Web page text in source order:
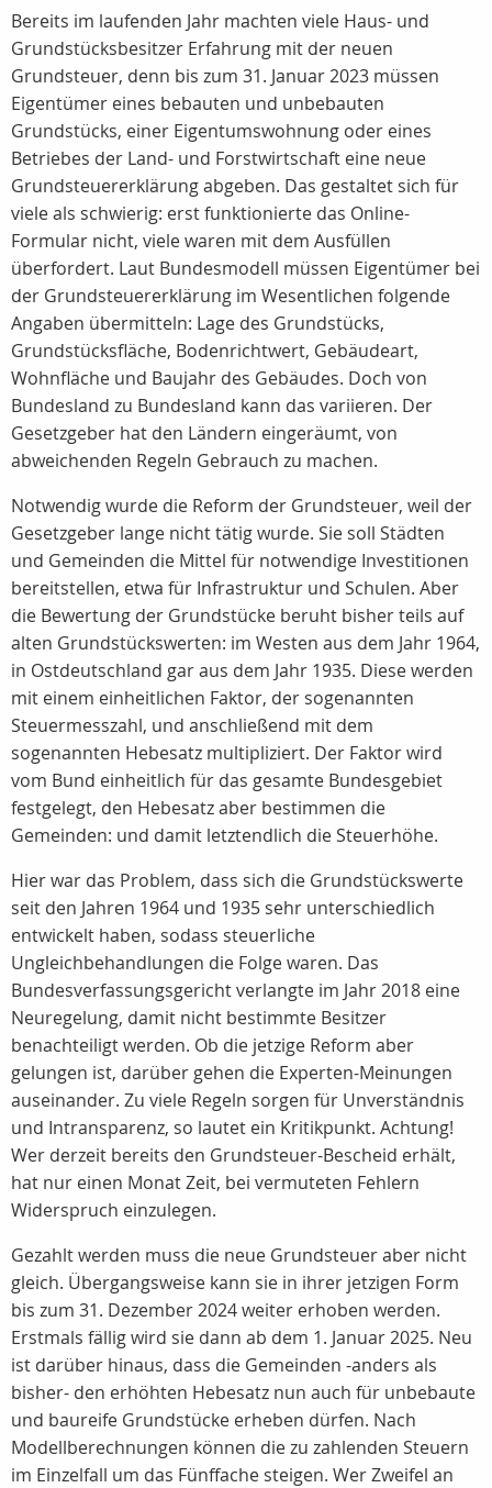
Bereits im laufenden Jahr machten viele Haus- und
Grundstücksbesitzer Erfahrung mit der neuen
Grundsteuer, denn bis zum 31. Januar 2023 müssen
Eigentümer eines bebauten und unbebauten
Grundstücks, einer Eigentumswohnung oder eines
Betriebes der Land- und Forstwirtschaft eine neue
Grundsteuererklärung abgeben. Das gestaltet sich für
viele als schwierig: erst funktionierte das Online-
Formular nicht, viele waren mit dem Ausfüllen
überfordert. Laut Bundesmodell müssen Eigentümer bei
der Grundsteuererklärung im Wesentlichen folgende
Angaben übermitteln: Lage des Grundstücks,
Grundstücksfläche, Bodenrichtwert, Gebäudeart,
Wohnfläche und Baujahr des Gebäudes. Doch von
Bundesland zu Bundesland kann das variieren. Der
Gesetzgeber hat den Ländern eingeräumt, von
abweichenden Regeln Gebrauch zu machen.
Notwendig wurde die Reform der Grundsteuer, weil der
Gesetzgeber lange nicht tätig wurde. Sie soll Städten
und Gemeinden die Mittel für notwendige Investitionen
bereitstellen, etwa für Infrastruktur und Schulen. Aber
die Bewertung der Grundstücke beruht bisher teils auf
alten Grundstückswerten: im Westen aus dem Jahr 1964,
in Ostdeutschland gar aus dem Jahr 1935. Diese werden
mit einem einheitlichen Faktor, der sogenannten
Steuermesszahl, und anschließend mit dem
sogenannten Hebesatz multipliziert. Der Faktor wird
vom Bund einheitlich für das gesamte Bundesgebiet
festgelegt, den Hebesatz aber bestimmen die
Gemeinden: und damit letztendlich die Steuerhöhe.
Hier war das Problem, dass sich die Grundstückswerte
seit den Jahren 1964 und 1935 sehr unterschiedlich
entwickelt haben, sodass steuerliche
Ungleichbehandlungen die Folge waren. Das
Bundesverfassungsgericht verlangte im Jahr 2018 eine
Neuregelung, damit nicht bestimmte Besitzer
benachteiligt werden. Ob die jetzige Reform aber
gelungen ist, darüber gehen die Experten-Meinungen
auseinander. Zu viele Regeln sorgen für Unverständnis
und Intransparenz, so lautet ein Kritikpunkt. Achtung!
Wer derzeit bereits den Grundsteuer-Bescheid erhält,
hat nur einen Monat Zeit, bei vermuteten Fehlern
Widerspruch einzulegen.
Gezahlt werden muss die neue Grundsteuer aber nicht
gleich. Übergangsweise kann sie in ihrer jetzigen Form
bis zum 31. Dezember 2024 weiter erhoben werden.
Erstmals fällig wird sie dann ab dem 1. Januar 2025. Neu
ist darüber hinaus, dass die Gemeinden -anders als
bisher- den erhöhten Hebesatz nun auch für unbebaute
und baureife Grundstücke erheben dürfen. Nach
Modellberechnungen können die zu zahlenden Steuern
im Einzelfall um das Fünffache steigen. Wer Zweifel an